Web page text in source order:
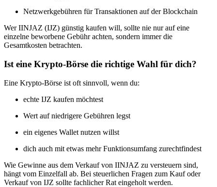
Netzwerkgebühren für Transaktionen auf der Blockchain
Wer IINJAZ (IJZ) günstig kaufen will, sollte nie nur auf eine
einzelne beworbene Gebühr achten, sondern immer die
Gesamtkosten betrachten.
Ist eine Krypto-Börse die richtige Wahl für dich?
Eine Krypto-Börse ist oft sinnvoll, wenn du:
echte IJZ kaufen möchtest
Wert auf niedrigere Gebühren legst
ein eigenes Wallet nutzen willst
dich auch mit etwas mehr Funktionsumfang zurechtfindest
Wie Gewinne aus dem Verkauf von IINJAZ zu versteuern sind,
hängt vom Einzelfall ab. Bei steuerlichen Fragen zum Kauf oder
Verkauf von IJZ sollte fachlicher Rat eingeholt werden.